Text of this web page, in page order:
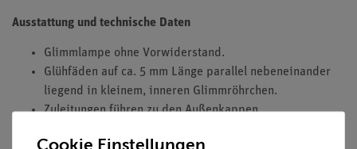
Ausstattung und technische Daten
Glimmlampe ohne Vorwiderstand.
Glühfäden auf ca. 5 mm Länge parallel nebeneinander
liegend in kleinem, inneren Glimmröhrchen.
Zuleitungen führen zu den Außenkappen.
Cookie Einstellungen